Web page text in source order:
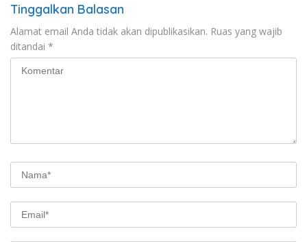
Tinggalkan Balasan
Alamat email Anda tidak akan dipublikasikan. Ruas yang wajib
ditandai *